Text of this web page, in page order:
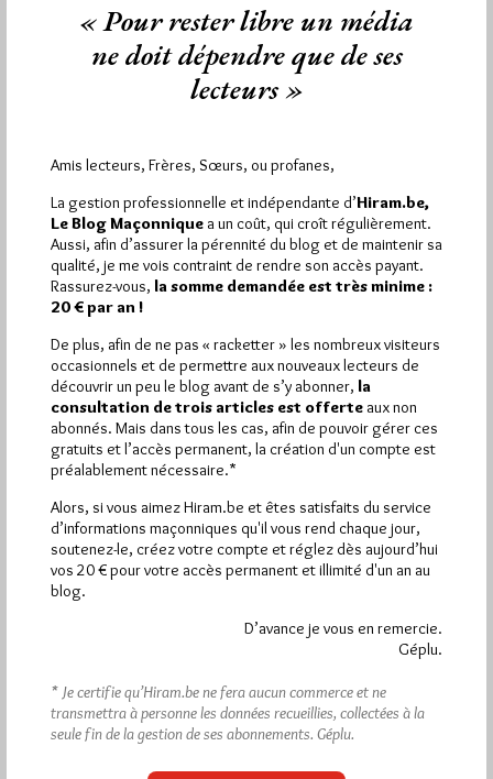
Par Jiri Pragman
Dimanche 24/03/13
Lu 139 fois
Un postulant très voyageur est passé par la cité d'Aberdeen en
Ecosse. La façade du Temple maçonnique a attiré son…
DansPhotos
Hier mercredi 5 août 2026, Hiram.be a reçu1 441
visiteset2 502 pagesont été lues (Source :
Pirsch.io)
Plus d’informations
Quels sont les articles les plus lus du blog ?
Abonnement aux Newsletters - RSS
« Pour rester libre un média
ne doit dépendre que de ses
lecteurs »
Amis lecteurs, Frères, Sœurs, ou profanes,
La gestion professionnelle et indépendante d’Hiram.be,
Le Blog Maçonnique a un coût, qui croît régulièrement.
Aussi, afin d’assurer la pérennité du blog et de maintenir sa
qualité, je me vois contraint de rendre son accès payant.
Rassurez-vous, la somme demandée est très minime :
20 € par an !
De plus, afin de ne pas « racketter » les nombreux visiteurs
occasionnels et de permettre aux nouveaux lecteurs de
découvrir un peu le blog avant de s’y abonner, la
consultation de trois articles est offerte aux non
abonnés. Mais dans tous les cas, afin de pouvoir gérer ces
gratuits et l’accès permanent, la création d'un compte est
préalablement nécessaire.*
Alors, si vous aimez Hiram.be et êtes satisfaits du service
d’informations maçonniques qu'il vous rend chaque jour,
soutenez-le, créez votre compte et réglez dès aujourd’hui
vos 20 € pour votre accès permanent et illimité d'un an au
blog.
D’avance je vous en remercie.
Géplu.
* Je certifie qu’Hiram.be ne fera aucun commerce et ne
transmettra à personne les données recueillies, collectées à la
seule fin de la gestion de ses abonnements. Géplu.